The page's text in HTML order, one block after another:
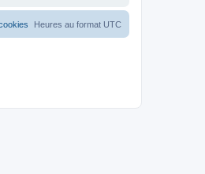
Heures au format UTC